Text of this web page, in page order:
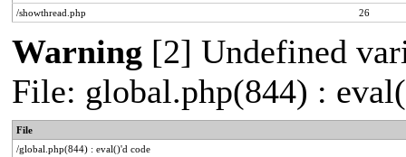
/showthread.php
26
Warning [2] Undefined
File: global.php(844) :
File
/global.php(844) : eval()'d code